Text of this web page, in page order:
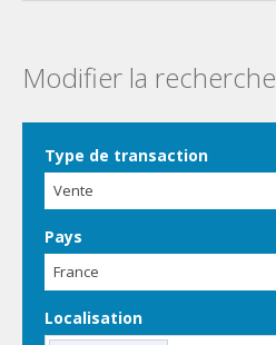
Modifier la recherche
Type de transaction
Vente
Pays
France
Localisation